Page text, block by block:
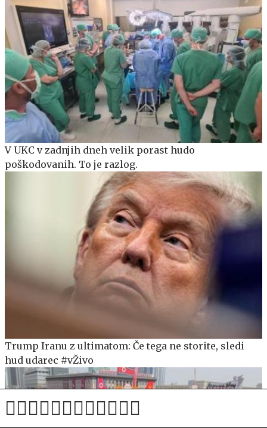
V UKC v zadnjih dneh velik porast hudo
poškodovanih. To je razlog.
Trump Iranu z ultimatom: Če tega ne storite, sledi
hud udarec #vŽivo